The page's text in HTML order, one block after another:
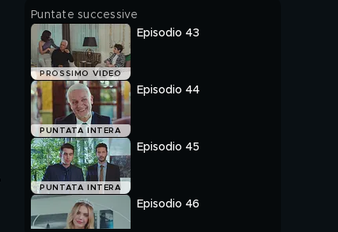
Puntate successive
PROSSIMO VIDEO
Episodio 43
PUNTATA INTERA
Episodio 44
PUNTATA INTERA
Episodio 45
Episodio 46